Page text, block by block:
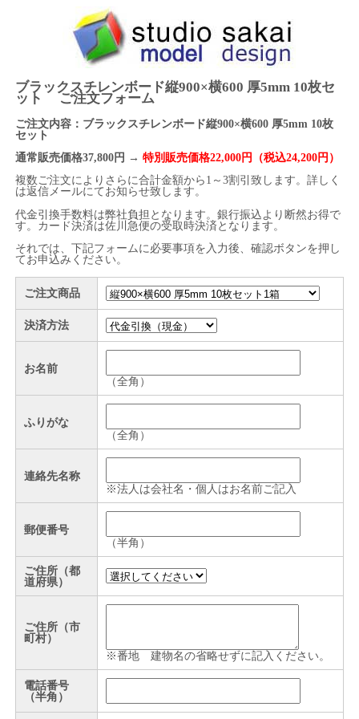
ブラックスチレンボード縦900×横600 厚5mm 10枚セ
ット ご注文フォーム
ご注文内容：ブラックスチレンボード縦900×横600 厚5mm 10枚
セット
通常販売価格37,800円 → 特別販売価格22,000円（税込24,200円）
複数ご注文によりさらに合計金額から1～3割引致します。詳しく
は返信メールにてお知らせ致します。
代金引換手数料は弊社負担となります。銀行振込より断然お得で
す。カード決済は佐川急便の受取時決済となります。
それでは、下記フォームに必要事項を入力後、確認ボタンを押し
てお申込みください。
ご注文商品
決済方法
お名前
（全角）
ふりがな
（全角）
連絡先名称
※法人は会社名・個人はお名前ご記入
郵便番号
（半角）
ご住所（都
道府県）
ご住所（市
町村）
※番地 建物名の省略せずに記入ください。
電話番号
（半角）